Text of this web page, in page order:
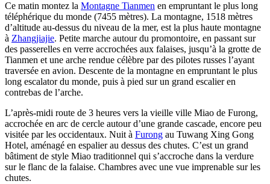
Ce matin montez la Montagne Tianmen en empruntant le plus long
téléphérique du monde (7455 mètres). La montagne, 1518 mètres
d’altitude au-dessus du niveau de la mer, est la plus haute montagne
à Zhangjiajie. Petite marche autour du promontoire, en passant sur
des passerelles en verre accrochées aux falaises, jusqu’à la grotte de
Tianmen et une arche rendue célèbre par des pilotes russes l’ayant
traversée en avion. Descente de la montagne en empruntant le plus
long escalator du monde, puis à pied sur un grand escalier en
contrebas de l’arche.
L’après-midi route de 3 heures vers la vieille ville Miao de Furong,
accrochée en arc de cercle autour d’une grande cascade, encore peu
visitée par les occidentaux. Nuit à Furong au Tuwang Xing Gong
Hotel, aménagé en espalier au dessus des chutes. C’est un grand
bâtiment de style Miao traditionnel qui s’accroche dans la verdure
sur le flanc de la falaise. Chambres avec une vue imprenable sur les
chutes.